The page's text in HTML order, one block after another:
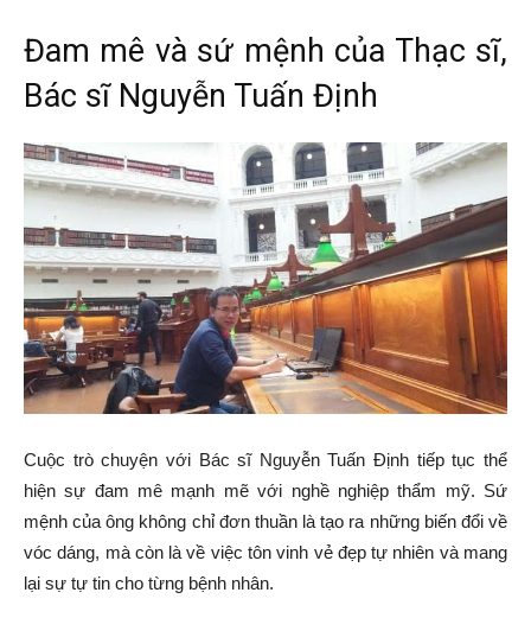
Đam mê và sứ mệnh của Thạc sĩ,
Bác sĩ Nguyễn Tuấn Định
Cuộc trò chuyện với Bác sĩ Nguyễn Tuấn Định tiếp tục thể
hiện sự đam mê mạnh mẽ với nghề nghiệp thẩm mỹ. Sứ
mệnh của ông không chỉ đơn thuần là tạo ra những biến đổi về
vóc dáng, mà còn là về việc tôn vinh vẻ đẹp tự nhiên và mang
lại sự tự tin cho từng bệnh nhân.